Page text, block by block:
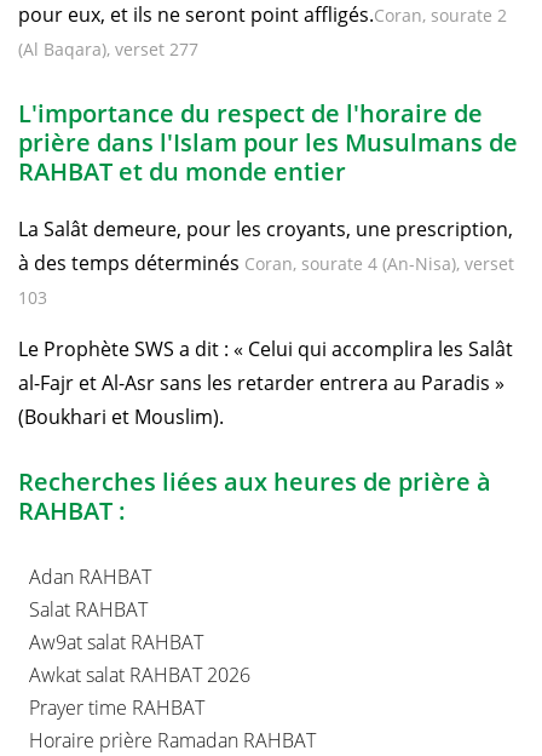
pour eux, et ils ne seront point affligés.Coran, sourate 2
(Al Baqara), verset 277
L'importance du respect de l'horaire de
prière dans l'Islam pour les Musulmans de
RAHBAT et du monde entier
La Salât demeure, pour les croyants, une prescription,
à des temps déterminés Coran, sourate 4 (An-Nisa), verset
103
Le Prophète SWS a dit : « Celui qui accomplira les Salât
al-Fajr et Al-Asr sans les retarder entrera au Paradis »
(Boukhari et Mouslim).
Recherches liées aux heures de prière à
RAHBAT :
Adan RAHBAT
Salat RAHBAT
Aw9at salat RAHBAT
Awkat salat RAHBAT 2026
Prayer time RAHBAT
Horaire prière Ramadan RAHBAT